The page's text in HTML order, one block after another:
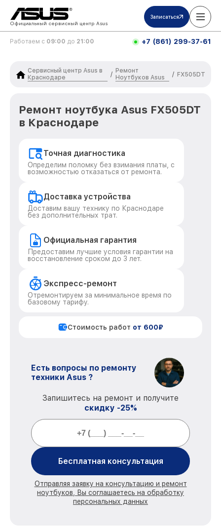
Официальный сервисный центр Asus
Записаться
Работаем с 09:00 до 21:00 +7 (861) 299-37-61
Сервисный центр Asus в
Краснодаре
/
Ремонт
Ноутбуков Asus
/ FX505DT
Ремонт ноутбука Asus FX505DT
в Краснодаре
Точная диагностика
Определим поломку без взимания платы, с
возможностью отказаться от ремонта.
Доставка устройства
Доставим вашу технику по Краснодаре
без дополнительных трат.
Официальная гарантия
Предоставим лучшие условия гарантии на
восстановление сроком до 3 лет.
Экспресс-ремонт
Отремонтируем за минимальное время по
базовому тарифу.
Стоимость работ от 600₽
Есть вопросы по ремонту
техники Asus ?
Запишитесь на ремонт и получите
скидку -25%
Бесплатная консультация
Отправляя заявку на консультацию и ремонт
ноутбуков, Вы соглашаетесь на обработку
персональных данных